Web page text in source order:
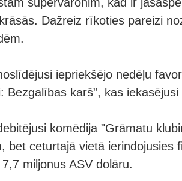
Dažreiz rīkoties pareizi
iepriekšējo nedēļu
Bezgalības karš”, kas
komēdija "Grāmatu
bet ceturtajā vietā ierindojusies
miljonus ASV dolāru.